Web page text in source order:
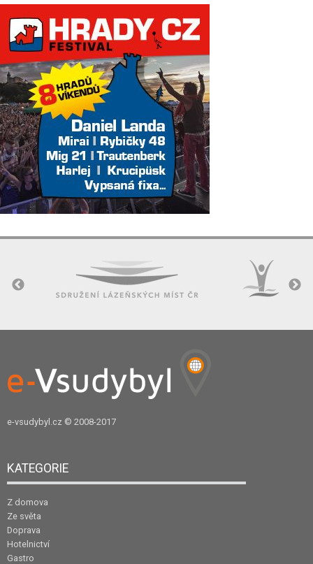
e-vsudybyl.cz © 2008-2017
KATEGORIE
Z domova
Ze světa
Doprava
Hotelnictví
Gastro